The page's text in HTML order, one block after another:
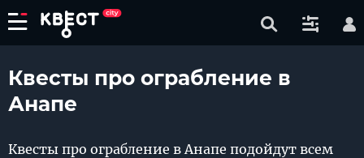
Квесты про ограбление в
Анапе
Квесты про ограбление в Анапе подойдут всем